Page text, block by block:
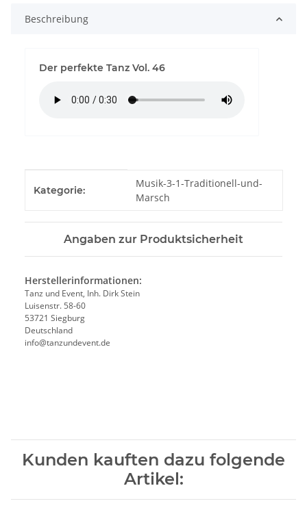
Beschreibung
Der perfekte Tanz Vol. 46
Kategorie:
Musik-3-1-Traditionell-und-
Marsch
Angaben zur Produktsicherheit
Herstellerinformationen:
Tanz und Event, Inh. Dirk Stein
Luisenstr. 58-60
53721 Siegburg
Deutschland
info@tanzundevent.de
Kunden kauften dazu folgende
Artikel: